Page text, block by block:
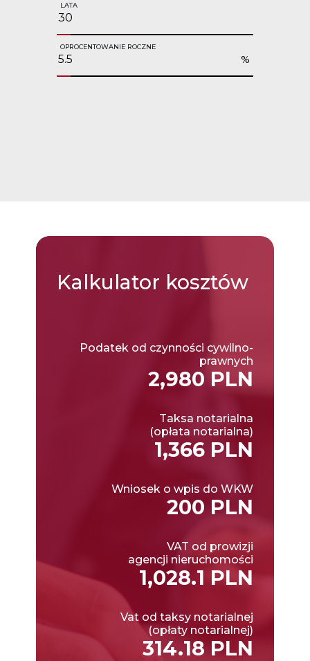
LATA
OPROCENTOWANIE ROCZNE
%
Kalkulator kosztów
Podatek od czynności cywilno-
prawnych
2,980 PLN
Taksa notarialna
(opłata notarialna)
1,366 PLN
Wniosek o wpis do WKW
200 PLN
VAT od prowizji
agencji nieruchomości
1,028.1 PLN
Vat od taksy notarialnej
(opłaty notarialnej)
314.18 PLN